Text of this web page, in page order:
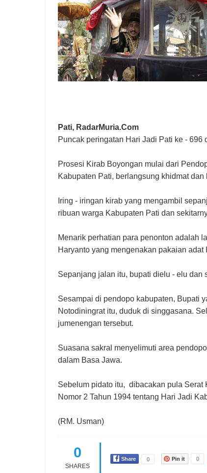
Pati, RadarMuria.Com
Puncak peringatan Hari Jadi Pati ke - 696
Prosesi Kirab Boyongan mulai dari
Kabupaten Pati, berlangsung khidmat dan
Iring - iringan kirab yang mengambil
ribuan warga Kabupaten Pati dan
Menarik perhatian para penonton adalah
Haryanto yang mengenakan pakaian
Sepanjang jalan itu, bupati dielu - elu dan
Sesampai di pendopo kabupaten, Bupati
Notodiningrat itu, duduk di singgasana.
jumenengan tersebut.
Suasana sakral menyelimuti area
dalam Basa Jawa.
Sebelum pidato itu, dibacakan pula Serat
Nomor 2 Tahun 1994 tentang Hari Jadi
(RM. Usman)
0
SHARES
Share 0 Pin it 0